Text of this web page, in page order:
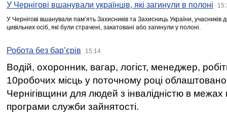
У Чернігові вшанували українців, які загинули в полоні
У Чернігові вшанували пам’ять Захисників та Захисниць України,
цивільних осіб, які були страчені, закатовані або загинули у полоні.
Робота без бар’єрів 15:14
Водій, охоронник, вагар, логіст, менеджер,
10робочих місць у поточному році
Чернігівщини для людей з інвалідністю в межах
програми служби зайнятості.